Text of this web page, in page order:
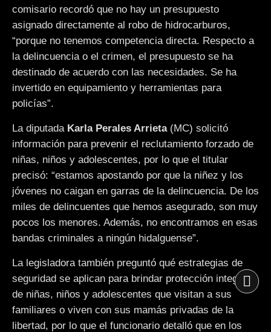
comisario recordó que no hay un presupuesto
asignado directamente al robo de hidrocarburos,
“porque no tenemos competencia directa. Respecto a
la delincuencia o el crimen, el presupuesto se ha
destinado de acuerdo con las necesidades. Se ha
invertido en equipamiento y herramientas para
policías”.
La diputada Karla Perales Arrieta(MC) solicitó
información para prevenir el reclutamiento forzado de
niñas, niños y adolescentes, por lo que el titular
precisó: “estamos apostando por que la niñez y los
jóvenes no caigan en garras de la delincuencia. De los
miles de delincuentes que hemos asegurado, son muy
pocos los menores. Además, no encontramos en esas
bandas criminales a ningún hidalguense”.
La legisladora también preguntó qué estrategias de
seguridad se aplican para brindar protección integral
de niñas, niños y adolescentes que visitan a sus
familiares o viven con sus mamás privadas de la
libertad, por lo que el funcionario detalló que en los